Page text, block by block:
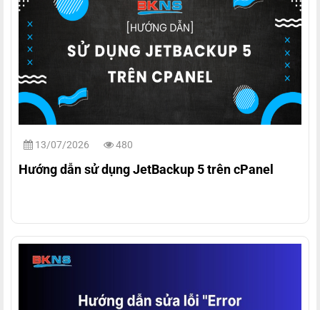
13/07/2026 480
Hướng dẫn sử dụng JetBackup 5 trên cPanel